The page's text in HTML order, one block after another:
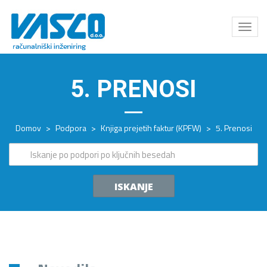
Odpri
meni
5. PRENOSI
Domov > Podpora > Knjiga prejetih faktur (KPFW) > 5. Prenosi
ISKANJE